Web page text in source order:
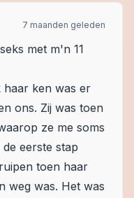
7 maanden geleden
met m'n 11
haar ken was er
ons. Zij was toen
ze me soms
eerste stap
toen haar
weg was. Het was